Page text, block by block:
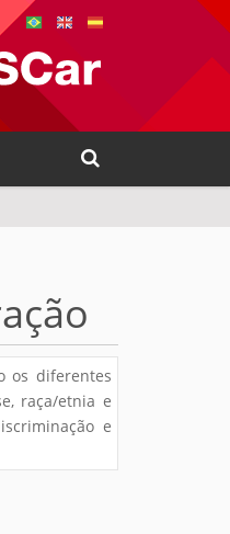
Busca
Busca Avançada…
os diferentes
raça/etnia e
e